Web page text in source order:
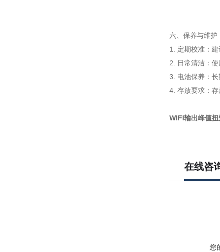
六、保养与维护
1. 定期校准：
2. 日常清洁：
3. 电池保养：
4. 存放要求：
WIFI输出峰值
在线咨
您